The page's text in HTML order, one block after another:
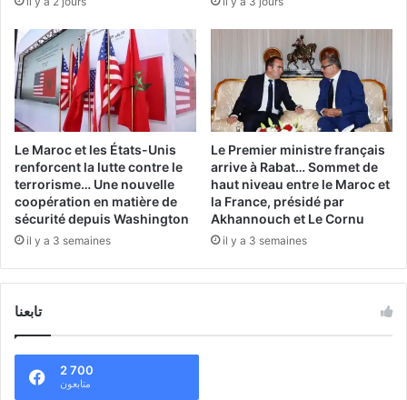
Le Maroc et les États-Unis
renforcent la lutte contre le
terrorisme… Une nouvelle
coopération en matière de
sécurité depuis Washington
il y a 3 semaines
Le Premier ministre français
arrive à Rabat… Sommet de
haut niveau entre le Maroc et
la France, présidé par
Akhannouch et Le Cornu
il y a 3 semaines
تابعنا
2 700
متابعون